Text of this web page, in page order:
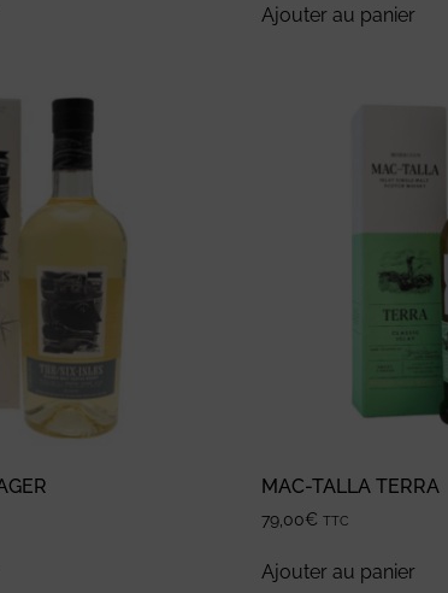
Ajouter au panier
MAC-TALLA TERRA
79,00€ TTC
Ajouter au panier